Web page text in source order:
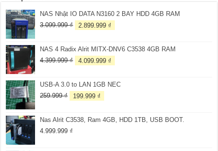
NAS Nhật IO DATA N3160 2 BAY HDD 4GB RAM
3.099.999₫
Giá
3.099.999 ₫.
2.899.999 ₫
là:
NAS 4 Radix Alrit MITX-DNV6 C3538 4GB RAM
4.399.999₫
Giá
4.399.999 ₫.
4.099.999 ₫
là:
USB-A 3.0 to LAN 1GB NEC
259.999₫
Giá
259.999 ₫.
199.999 ₫
là:
Nas Alrit C3538, Ram 4GB, HDD 1TB, USB BOOT.
4.999.999 ₫